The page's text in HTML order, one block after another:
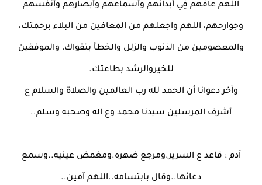
اللَّهم عافهم فِي أبدانهم وأسماعهم وأبصارهم وأنفسهم
وجوارحهم، اللهم واجعلهم من المعافين من البلاء برحمتك،
والمعصومين من الذنوب والزلل والخطأ بتقواك، والموفقين
للخيروالرشد بطاعتك.
وآخر دعوانا أن الحمد لله رب العالمين والصلاة والسلام ع
أشرف المرسلين سيدنا محمد وع اله وصحبه وسلم..
آدم : قاعد ع السرير.ومرجع ضهره.ومغمض عينيه..وسمع
دعائها..وقال بابتسامه..اللهم آمين..